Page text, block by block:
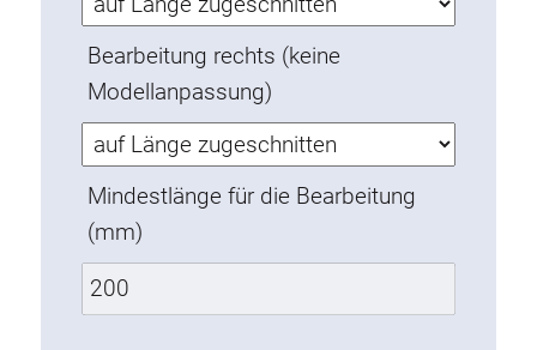
Kabelkanäle
Flächenelemente
Scharniere und Gelenke
Beschläge
Pneumatik Elemente
Dynamische Elemente
Eckelement
Hubsäulen
Bearbeitung rechts (keine
Modellanpassung)
Mindestlänge für die Bearbeitung
(mm)